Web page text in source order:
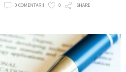
0 COMENTARII 0 SHARE